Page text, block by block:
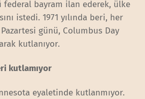
federal bayram ilan ederek, ülke
istedi. 1971 yılında beri, her
günü, Columbus Day
kutlanıyor.
kutlamıyor
eyaletinde kutlanmıyor.